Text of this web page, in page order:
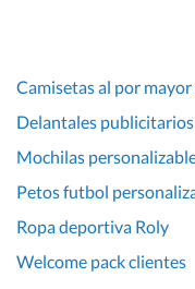
Camisetas al por
Delantales publicitarios
Mochilas
Petos futbol
Ropa deportiva Roly
Welcome pack clientes